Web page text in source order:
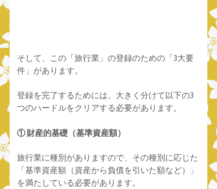
そして、この「旅行業」の登録のための「3大要
件」があります。
登録を完了するためには、大きく分けて以下の3
つのハードルをクリアする必要があります。
① 財産的基礎（基準資産額）
旅行業に種別がありますので、その種別に応じた
「基準資産額（資産から負債を引いた額など）」
を満たしている必要があります。